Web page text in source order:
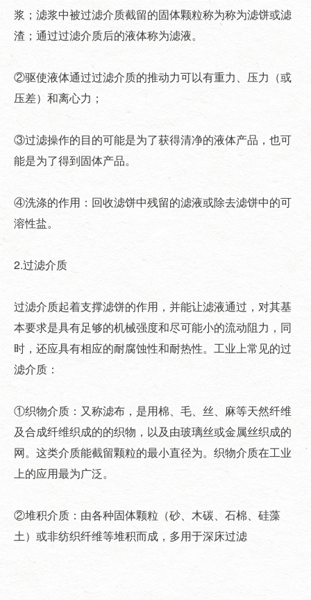
浆；滤浆中被过滤介质截留的固体颗粒称为称为滤饼或滤
渣；通过过滤介质后的液体称为滤液。
②驱使液体通过过滤介质的推动力可以有重力、压力（或
压差）和离心力；
③过滤操作的目的可能是为了获得清净的液体产品，也可
能是为了得到固体产品。
④洗涤的作用：回收滤饼中残留的滤液或除去滤饼中的可
溶性盐。
2.过滤介质
过滤介质起着支撑滤饼的作用，并能让滤液通过，对其基
本要求是具有足够的机械强度和尽可能小的流动阻力，同
时，还应具有相应的耐腐蚀性和耐热性。工业上常见的过
滤介质：
①织物介质：又称滤布，是用棉、毛、丝、麻等天然纤维
及合成纤维织成的的织物，以及由玻璃丝或金属丝织成的
网。这类介质能截留颗粒的最小直径为。织物介质在工业
上的应用最为广泛。
②堆积介质：由各种固体颗粒（砂、木碳、石棉、硅藻
土）或非纺织纤维等堆积而成，多用于深床过滤